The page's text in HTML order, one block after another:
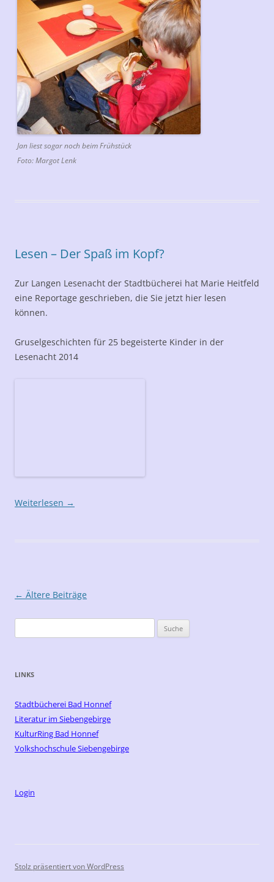
Jan liest sogar noch beim Frühstück
Foto: Margot Lenk
Lesen – Der Spaß im Kopf?
Zur Langen Lesenacht der Stadtbücherei hat Marie Heitfeld
eine Reportage geschrieben, die Sie jetzt hier lesen
können.
Gruselgeschichten für 25 begeisterte Kinder in der
Lesenacht 2014
Weiterlesen →
Beitrags-
← Ältere Beiträge
nach:
LINKS
Stadtbücherei Bad Honnef
Literatur im Siebengebirge
KulturRing Bad Honnef
Volkshochschule Siebengebirge
Login
Stolz präsentiert von WordPress